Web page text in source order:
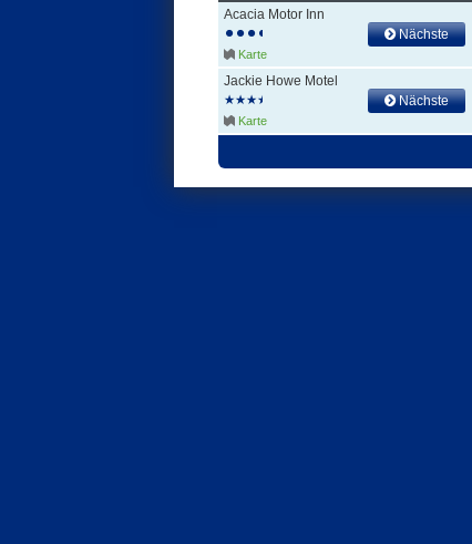
Acacia Motor Inn
Karte
Nächste
Jackie Howe Motel
Karte
Nächste